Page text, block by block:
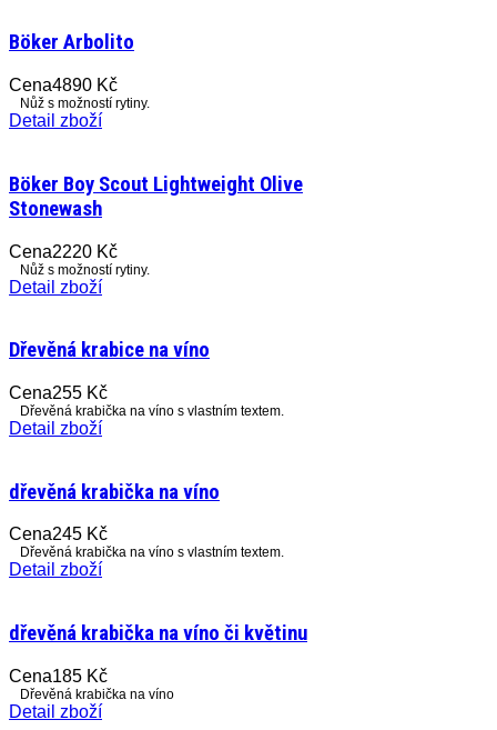
Böker Arbolito
Cena4890 Kč
Nůž s možností rytiny.
Detail zboží
Böker Boy Scout Lightweight Olive
Stonewash
Cena2220 Kč
Nůž s možností rytiny.
Detail zboží
Dřevěná krabice na víno
Cena255 Kč
Dřevěná krabička na víno s vlastním textem.
Detail zboží
dřevěná krabička na víno
Cena245 Kč
Dřevěná krabička na víno s vlastním textem.
Detail zboží
dřevěná krabička na víno či květinu
Cena185 Kč
Dřevěná krabička na víno
Detail zboží